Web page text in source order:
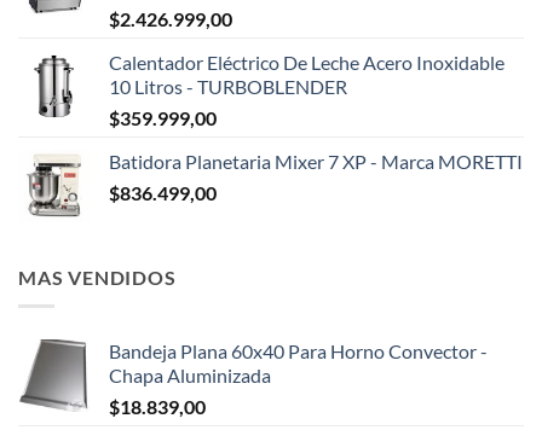
$2.426.999,00
Calentador Eléctrico De Leche Acero Inoxidable
10 Litros - TURBOBLENDER
$359.999,00
Batidora Planetaria Mixer 7 XP - Marca MORETTI
$836.499,00
MAS VENDIDOS
Bandeja Plana 60x40 Para Horno Convector -
Chapa Aluminizada
$18.839,00